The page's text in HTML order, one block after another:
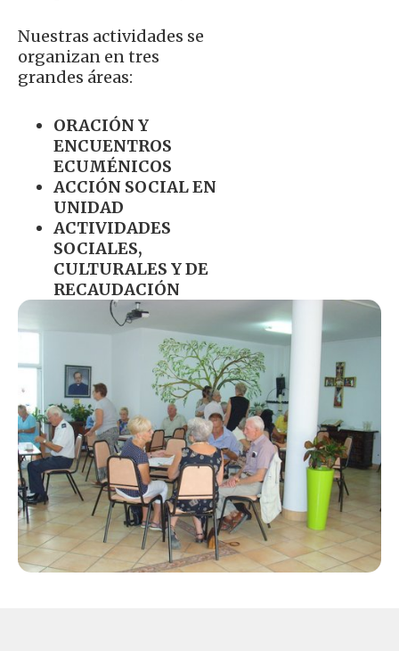
Nuestras actividades se
organizan en tres
grandes áreas:
ORACIÓN Y
ENCUENTROS
ECUMÉNICOS
ACCIÓN SOCIAL EN
UNIDAD
ACTIVIDADES
SOCIALES,
CULTURALES Y DE
RECAUDACIÓN